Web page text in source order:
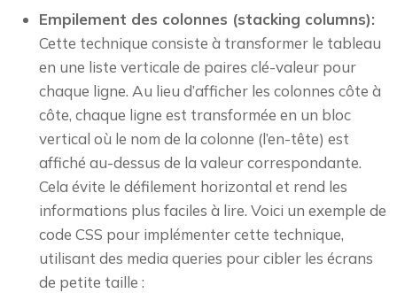
Empilement des colonnes (stacking columns):
Cette technique consiste à transformer le tableau
en une liste verticale de paires clé-valeur pour
chaque ligne. Au lieu d’afficher les colonnes côte à
côte, chaque ligne est transformée en un bloc
vertical où le nom de la colonne (l’en-tête) est
affiché au-dessus de la valeur correspondante.
Cela évite le défilement horizontal et rend les
informations plus faciles à lire. Voici un exemple de
code CSS pour implémenter cette technique,
utilisant des media queries pour cibler les écrans
de petite taille :